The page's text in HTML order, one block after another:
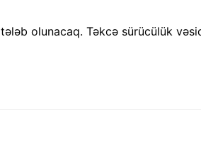
olunacaq. Təkcə sürücülük